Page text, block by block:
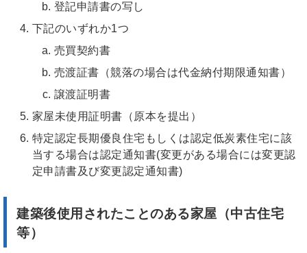
登記申請書の写し
下記のいずれか1つ
売買契約書
売渡証書（競落の場合は代金納付期限通知書）
譲渡証明書
家屋未使用証明書（原本を提出）
特定認定長期優良住宅もしくは認定低炭素住宅に該
当する場合は認定通知書(変更がある場合には変更認
定申請書及び変更認定通知書)
建築後使用されたことのある家屋（中古住宅
等）